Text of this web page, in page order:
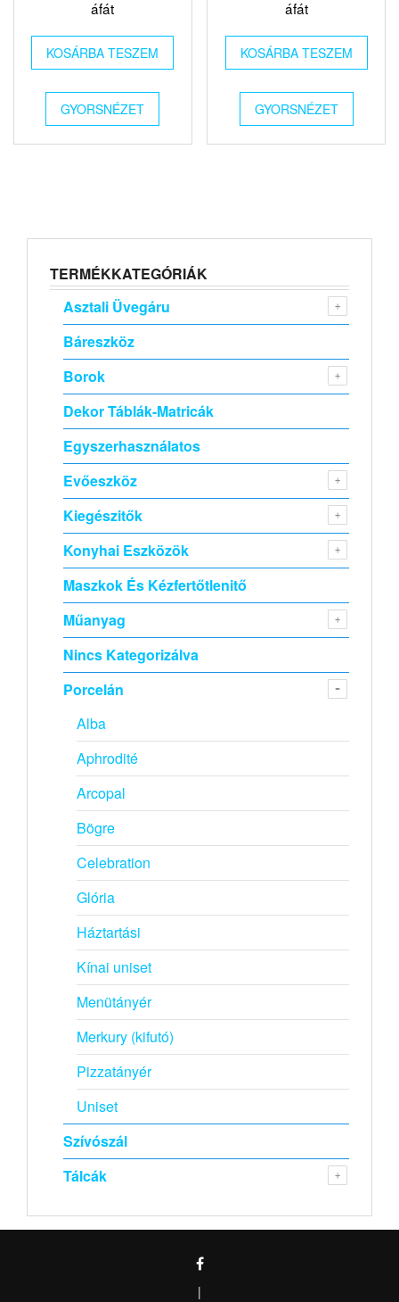
áfát
KOSÁRBA TESZEM
GYORSNÉZET
áfát
KOSÁRBA TESZEM
GYORSNÉZET
TERMÉKKATEGÓRIÁK
Asztali Üvegáru
Báreszköz
Borok
Dekor Táblák-Matricák
Egyszerhasználatos
Evőeszköz
Kiegészitők
Konyhai Eszközök
Maszkok És Kézfertőtlenitő
Műanyag
Nincs Kategorizálva
Porcelán
Alba
Aphrodité
Arcopal
Bögre
Celebration
Glória
Háztartási
Kínai uniset
Menütányér
Merkury (kifutó)
Pizzatányér
Uniset
Szívószál
Tálcák
|